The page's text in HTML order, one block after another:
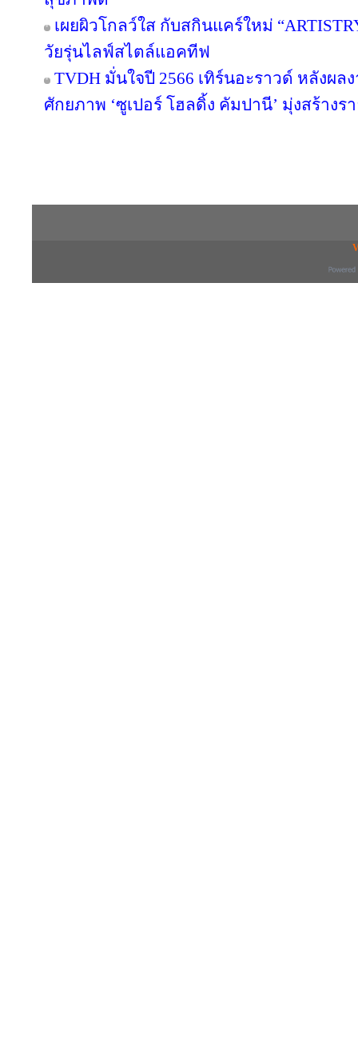
เผยผิวโกลว์ใส กับสกินแคร์ใหม่
วัยรุ่นไลฟ์สไตล์แอคทีฟ
TVDH มั่นใจปี 2566 เทิร์นอะราวด์ หลังผ
ศักยภาพ ‘ซูเปอร์ โฮลดิ้ง คัมปานี’ มุ่งสร้างร